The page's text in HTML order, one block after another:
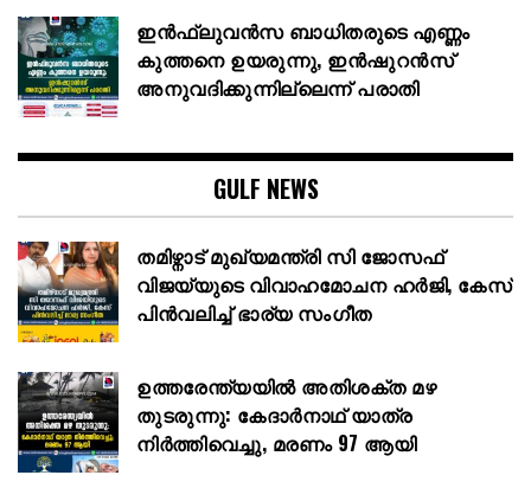
ഇൻഫ്ലുവൻസ ബാധിതരുടെ എണ്ണം
കുത്തനെ ഉയരുന്നു, ഇൻഷുറൻസ്
അനുവദിക്കുന്നില്ലെന്ന് പരാതി
GULF NEWS
തമിഴ്നാട് മുഖ്യമന്ത്രി സി ജോസഫ്
വിജയ്‌യുടെ വിവാഹമോചന ഹർജി, കേസ്
പിൻവലിച്ച് ഭാര്യ സംഗീത
ഉത്തരേന്ത്യയിൽ അതിശക്ത മഴ
തുടരുന്നു: കേദാർനാഥ് യാത്ര
നിർത്തിവെച്ചു, മരണം 97 ആയി